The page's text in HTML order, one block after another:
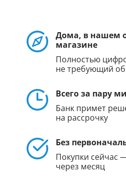
Дома, в нашем
магазине
Полностью
не требующий
Всего за пару
Банк примет
на рассрочку
Без
Покупки сейчас
через месяц